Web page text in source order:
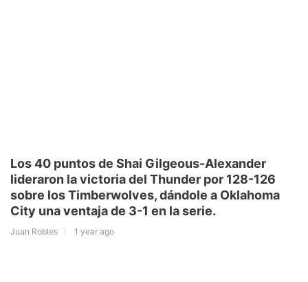
Los 40 puntos de Shai Gilgeous-Alexander
lideraron la victoria del Thunder por 128-126
sobre los Timberwolves, dándole a Oklahoma
City una ventaja de 3-1 en la serie.
Juan Robles 1 year ago